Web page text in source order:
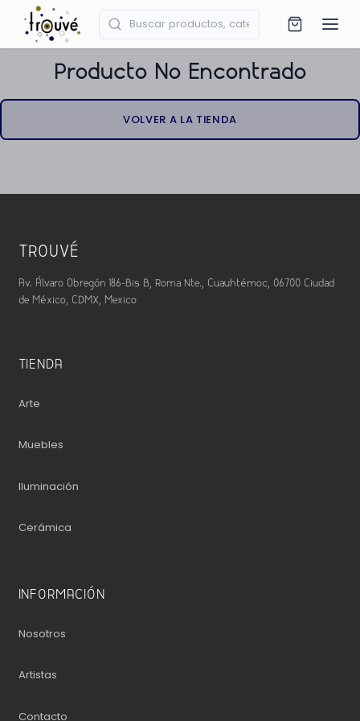
Producto No Encontrado
VOLVER A LA TIENDA
TROUVÉ
Av. Álvaro Obregón 186-Bis B, Roma Nte., Cuauhtémoc, 06700 Ciudad
de México, CDMX, Mexico
TIENDA
Arte
Muebles
Iluminación
Cerámica
INFORMACIÓN
Nosotros
Artistas
Contacto